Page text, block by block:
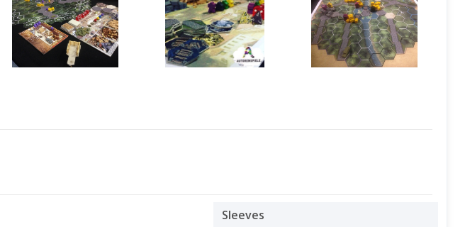
Sleeves